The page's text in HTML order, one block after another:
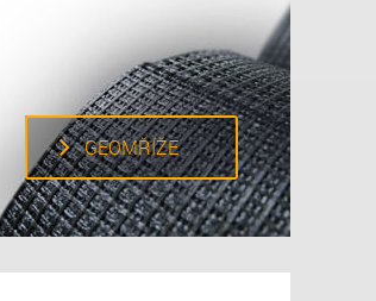
GEOMŘÍŽE